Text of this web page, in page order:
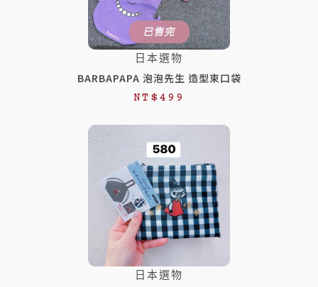
T
$
4
5
,
0
0
。
T
3
,
已售完
日本選物
BARBAPAPA 泡泡先生 造型束口袋
NT$ 499
日本選物